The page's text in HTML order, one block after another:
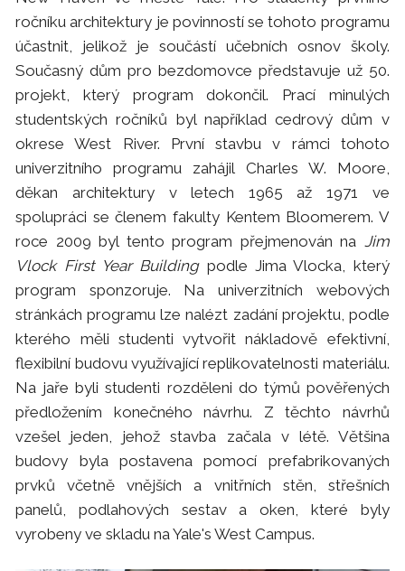
ročníku architektury je povinností se tohoto programu
účastnit, jelikož je součástí učebních osnov školy.
Současný dům pro bezdomovce představuje už 50.
projekt, který program dokončil. Prací minulých
studentských ročníků byl například cedrový dům v
okrese West River. První stavbu v rámci tohoto
univerzitního programu zahájil Charles W. Moore,
děkan architektury v letech 1965 až 1971 ve
spolupráci se členem fakulty Kentem Bloomerem. V
roce 2009 byl tento program přejmenován na Jim
Vlock First Year Buildingpodle Jima Vlocka, který
program sponzoruje. Na univerzitních webových
stránkách programu lze nalézt zadání projektu, podle
kterého měli studenti vytvořit nákladově efektivní,
flexibilní budovu využívající replikovatelnosti materiálu.
Na jaře byli studenti rozděleni do týmů pověřených
předložením konečného návrhu. Z těchto návrhů
vzešel jeden, jehož stavba začala v létě. Většina
budovy byla postavena pomocí prefabrikovaných
prvků včetně vnějších a vnitřních stěn, střešních
panelů, podlahových sestav a oken, které byly
vyrobeny ve skladu na Yale's West Campus.